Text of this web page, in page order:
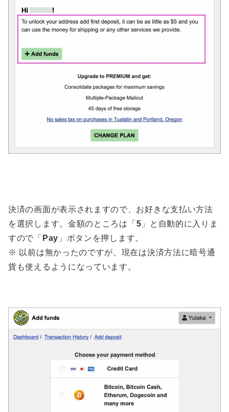
決済の画面が表示されますので、お好きな支払い方法
を選択します。金額のところは「 5 」と自動的に入りま
すので「 Pay 」ボタンを押します。
※ 以前は無かったのですが、現在は決済方法に暗号通
貨も使えるようになっています。